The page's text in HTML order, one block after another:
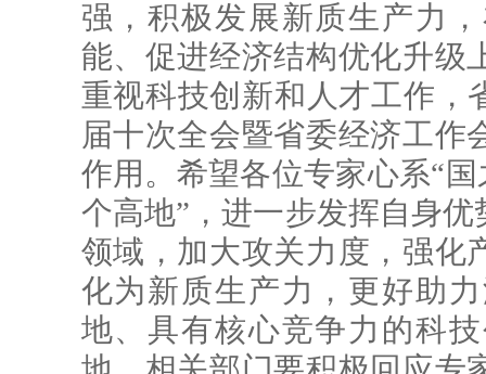
强，积极发展新质生产力
能、促进经济结构优化升级
重视科技创新和人才工作，
届十次全会暨省委经济工作
作用。希望各位专家心系“
个高地”，进一步发挥自身
领域，加大攻关力度，强化
化为新质生产力，更好助
地、具有核心竞争力的科